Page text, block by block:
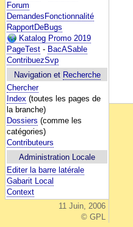
Forum
DemandesFonctionnalité
RapportDeBugs
Katalog Promo 2019
PageTest - BacASable
ContribuezSvp
Navigation et Recherche
Chercher
Index (toutes les pages de
la branche)
Dossiers (comme les
catégories)
Contributeurs
Administration Locale
Editer la barre latérale
Gabarit Local
Context
11 Juin, 2006
© GPL